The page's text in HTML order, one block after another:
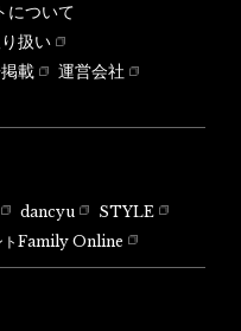
について
扱い
載
運営会社
dancyu
STYLE
トFamily Online